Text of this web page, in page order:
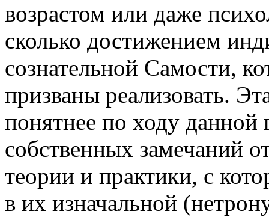
возрастом или даже
сколько достижением
сознательной Самости,
призваны реализовать.
понятнее по ходу данной
собственных замечаний
теории и практики, с
в их изначальной